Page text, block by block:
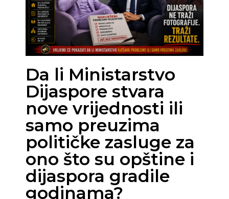
Da li Ministarstvo
Dijaspore stvara
nove vrijednosti ili
samo preuzima
političke zasluge za
ono što su opštine i
dijaspora gradile
godinama?